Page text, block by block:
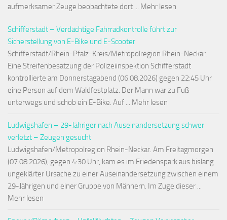
aufmerksamer Zeuge beobachtete dort ... Mehr lesen
Schifferstadt – Verdächtige Fahrradkontrolle führt zur
Sicherstellung von E-Bike und E-Scooter
Schifferstadt/Rhein-Pfalz-Kreis/Metropolregion Rhein-Neckar.
Eine Streifenbesatzung der Polizeiinspektion Schifferstadt
kontrollierte am Donnerstagabend (06.08.2026) gegen 22:45 Uhr
eine Person auf dem Waldfestplatz. Der Mann war zu Fuß
unterwegs und schob ein E-Bike. Auf ... Mehr lesen
Ludwigshafen – 29-Jähriger nach Auseinandersetzung schwer
verletzt – Zeugen gesucht
Ludwigshafen/Metropolregion Rhein-Neckar. Am Freitagmorgen
(07.08.2026), gegen 4:30 Uhr, kam es im Friedenspark aus bislang
ungeklärter Ursache zu einer Auseinandersetzung zwischen einem
29-Jährigen und einer Gruppe von Männern. Im Zuge dieser ...
Mehr lesen